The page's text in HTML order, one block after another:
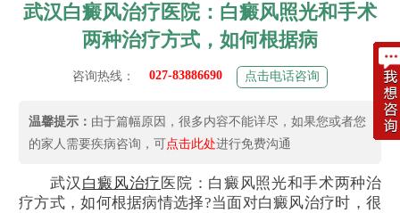
武汉白癜风治疗医院：白癜风照光和手术
两种治疗方式，如何根据病
咨询热线： 027-83886690 点击电话咨询
温馨提示： 由于篇幅原因，很多内容不能详尽，如果您或者您
的家人需要疾病咨询，可点击此处进行免费沟通
武汉 白癜风治疗 医院：白癜风照光和手术两种治
疗方式，如何根据病情选择?当面对白癜风治疗时，很